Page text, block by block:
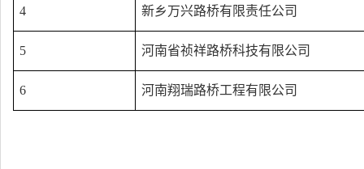
4 新乡万兴路桥有限责任公司
5 河南省祯祥路桥科技有限公司
6 河南翔瑞路桥工程有限公司